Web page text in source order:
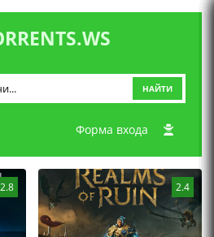
НАЙТИ
Форма входа
2.8 2.4